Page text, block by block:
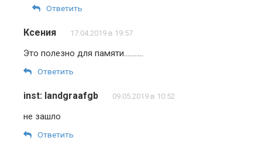
Ответить
Ксения 17.04.2019 в 19:57
Это полезно для памяти………..
Ответить
inst: landgraafgb 09.05.2019 в 10:52
не зашло
Ответить